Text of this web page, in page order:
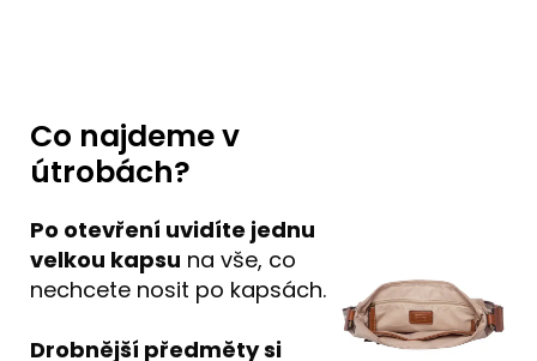
Co najdeme v
útrobách?
Po otevření uvidíte jednu
velkou kapsu na vše, co
nechcete nosit po kapsách.
Drobnější předměty si